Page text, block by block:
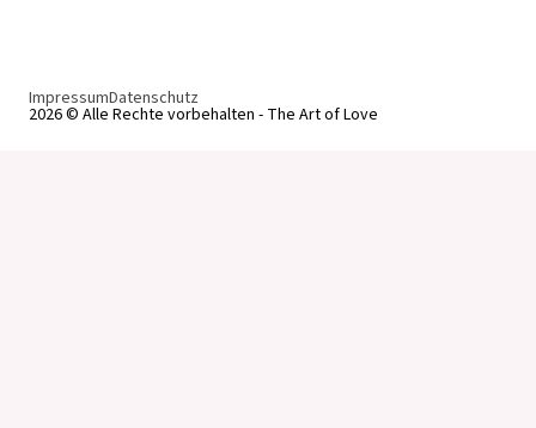
2026 © Alle Rechte vorbehalten - The Art of Love
ImpressumDatenschutz